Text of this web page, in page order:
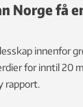
Norge få
innenfor
for inntil 20
rapport.